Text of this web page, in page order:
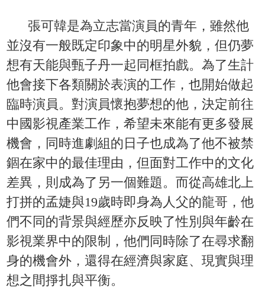
張可韓是為立志當演員的青年，雖然他
並沒有一般既定印象中的明星外貌，但仍夢
想有天能與甄子丹一起同框拍戲。為了生計
他會接下各類關於表演的工作，也開始做起
臨時演員。對演員懷抱夢想的他，決定前往
中國影視產業工作，希望未來能有更多發展
機會，同時進劇組的日子也成為了他不被禁
錮在家中的最佳理由，但面對工作中的文化
差異，則成為了另一個難題。而從高雄北上
打拼的孟婕與19歲時即身為人父的龍哥，他
們不同的背景與經歷亦反映了性別與年齡在
影視業界中的限制，他們同時除了在尋求翻
身的機會外，還得在經濟與家庭、現實與理
想之間掙扎與平衡。